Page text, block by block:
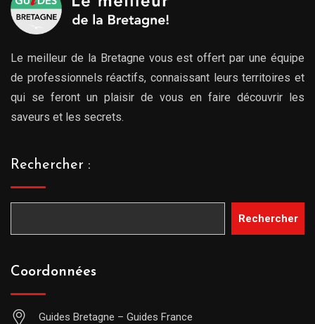
Le meilleur de la Bretagne vous est offert par une équipe
de professionnels réactifs, connaissant leurs territoires et
qui se feront un plaisir de vous en faire découvrir les
saveurs et les secrets.
Rechercher :
Rechercher
Coordonnées
Guides Bretagne – Guides France